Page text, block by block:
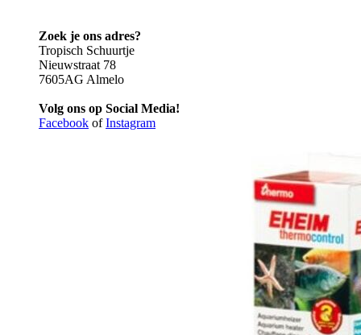
Zoek je ons adres?
Tropisch Schuurtje
Nieuwstraat 78
7605AG Almelo
Volg ons op Social Media!
Facebook ofInstagram